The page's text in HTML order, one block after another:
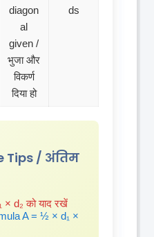
diagon
al
given /
भुजा और
विकर्ण
दिया हो
ds
Tips / अंतिम
d₂ को याद रखें
A = ½ × d₁ ×